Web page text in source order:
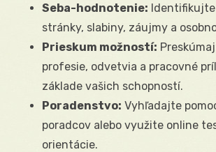
Seba-hodnotenie:
stránky, slabiny, záujmy a
Prieskum možností:
profesie, odvetvia a pracovné
základe vašich schopností.
Poradenstvo: Vyhľadajte
poradcov alebo využite online
orientácie.